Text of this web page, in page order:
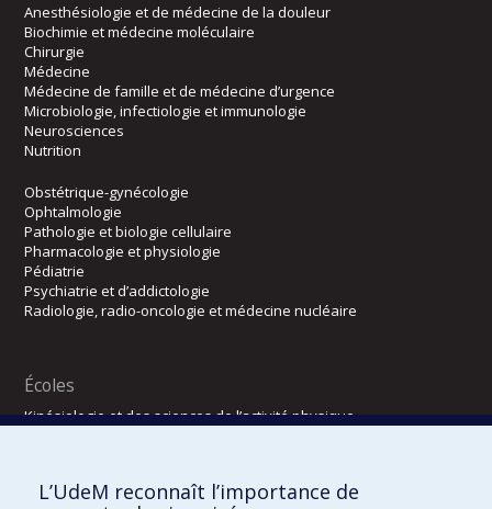
Anesthésiologie et de médecine de la douleur
Biochimie et médecine moléculaire
Chirurgie
Médecine
Médecine de famille et de médecine d’urgence
Microbiologie, infectiologie et immunologie
Neurosciences
Nutrition
Obstétrique-gynécologie
Ophtalmologie
Pathologie et biologie cellulaire
Pharmacologie et physiologie
Pédiatrie
Psychiatrie et d’addictologie
Radiologie, radio-oncologie et médecine nucléaire
Écoles
Kinésiologie et des sciences de l’activité physique
L’UdeM reconnaît l’importance de